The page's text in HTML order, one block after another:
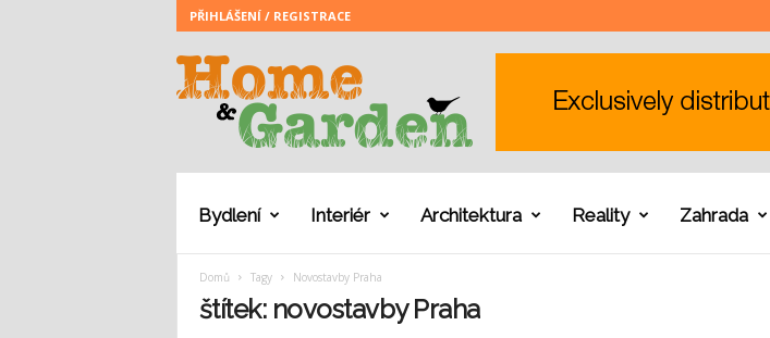
PŘIHLÁŠENÍ / REGISTRACE
m
r
Bydlení Interiér Architektura Reality Zahrada
Domů Tagy Novostavby Praha
štítek: novostavby Praha